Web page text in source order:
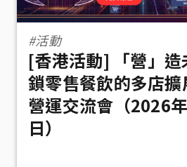
#活動
[香港活動] 「營」造
鎖零售餐飲的多店
營運交流會（2026
日）